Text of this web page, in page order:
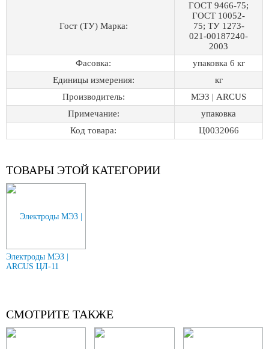
Гост (ТУ) Марка:
ГОСТ 9466-75;
ГОСТ 10052-
75; ТУ 1273-
021-00187240-
2003
Фасовка:
упаковка 6 кг
Единицы измерения:
кг
Производитель:
МЭЗ | ARCUS
Примечание:
упаковка
Код товара:
Ц0032066
ТОВАРЫ ЭТОЙ КАТЕГОРИИ
Электроды МЭЗ |
ARCUS ЦЛ-11
СМОТРИТЕ ТАКЖЕ